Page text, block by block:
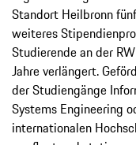
Standort Heilbronn
weiteres
Studierende an der
Jahre verlängert.
der Studiengänge
Systems Engineering
internationalen